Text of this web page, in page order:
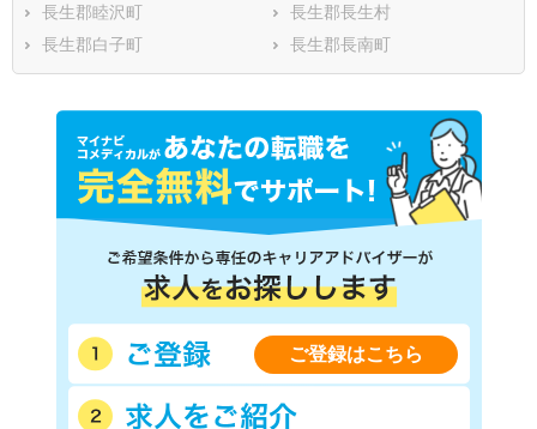
長生郡睦沢町
長生郡長生村
長生郡白子町
長生郡長南町
ご登録はこちら